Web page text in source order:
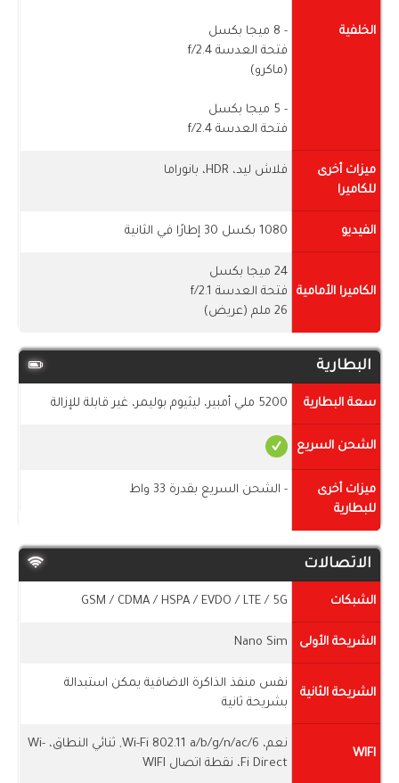
الخلفية
- 8 ميجا بكسل
فتحة العدسة f/2.4
(ماكرو)
- 5 ميجا بكسل
فتحة العدسة f/2.4
ميزات أخرى
للكاميرا
فلاش ليد، HDR، بانوراما
الفيديو 1080 بكسل 30 إطارًا في الثانية
الكاميرا الأمامية
24 ميجا بكسل
فتحة العدسة f/2.1
26 ملم (عريض)
البطارية
سعة البطارية 5200 ملي أمبير، ليثيوم بوليمر، غير قابلة للإزالة
الشحن السريع
ميزات أخرى
للبطارية
- الشحن السريع بقدرة 33 واط
الاتصالات
الشبكات GSM / CDMA / HSPA / EVDO / LTE / 5G
الشريحة الأولى Nano Sim
الشريحة الثانية
نفس منفذ الذاكرة الاضافية يمكن استبدالة
بشريحة ثانية
WIFI
نعم، Wi-Fi 802.11 a/b/g/n/ac/6, ثنائي النطاق، Wi-
Fi Direct، نقطة اتصال WIFI